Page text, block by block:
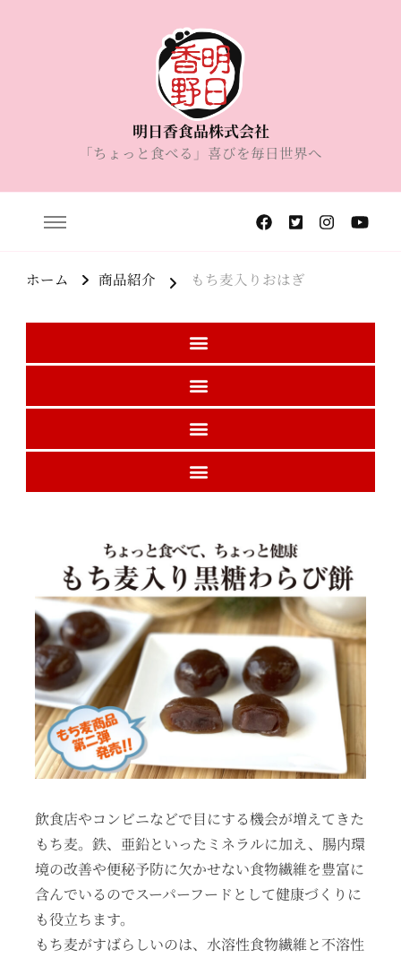
明日香食品株式会社
「ちょっと食べる」喜びを毎日世界へ
ホーム 商品紹介 もち麦入りおはぎ
飲食店やコンビニなどで目にする機会が増えてきた
もち麦。鉄、亜鉛といったミネラルに加え、腸内環
境の改善や便秘予防に欠かせない食物繊維を豊富に
含んでいるのでスーパーフードとして健康づくりに
も役立ちます。
もち麦がすばらしいのは、水溶性食物繊維と不溶性